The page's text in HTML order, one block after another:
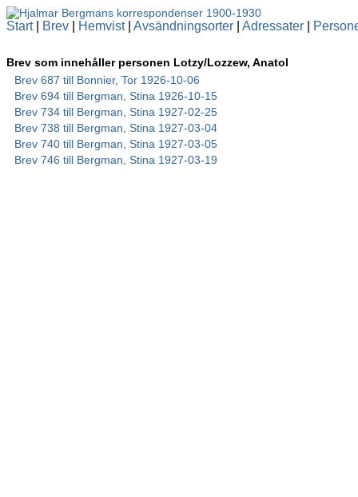
Start| Brev Hemvist| Avsändningsorter Adressater
Brev som innehåller personen Lotzy/Lozzew, Anatol
Brev 687 till Bonnier, Tor 1926-10-06
Brev 694 till Bergman, Stina 1926-10-15
Brev 734 till Bergman, Stina 1927-02-25
Brev 738 till Bergman, Stina 1927-03-04
Brev 740 till Bergman, Stina 1927-03-05
Brev 746 till Bergman, Stina 1927-03-19